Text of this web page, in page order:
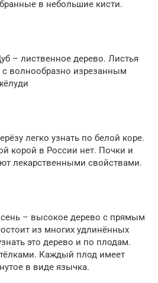
в небольшие кисти.
– лиственное дерево. Листья
волнообразно изрезанным
легко узнать по белой коре.
корой в России нет. Почки и
лекарственными свойствами.
– высокое дерево с прямым
из многих удлинённых
это дерево и по плодам.
Каждый плод имеет
в виде язычка.